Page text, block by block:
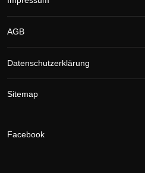
AGB
Datenschutzerklärung
Sitemap
Facebook